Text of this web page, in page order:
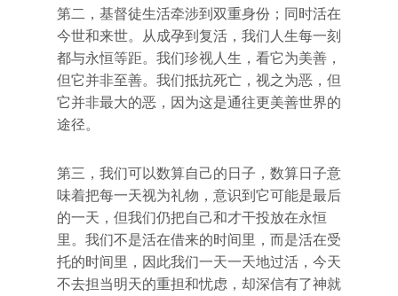
第二，基督徒生活牵涉到双重身份；同时活在
今世和来世。从成孕到复活，我们人生每一刻
都与永恒等距。我们珍视人生，看它为美善，
但它并非至善。我们抵抗死亡，视之为恶，但
它并非最大的恶，因为这是通往更美善世界的
途径。
第三，我们可以数算自己的日子，数算日子意
味着把每一天视为礼物，意识到它可能是最后
的一天，但我们仍把自己和才干投放在永恒
里。我们不是活在借来的时间里，而是活在受
托的时间里，因此我们一天一天地过活，今天
不去担当明天的重担和忧虑，却深信有了神就